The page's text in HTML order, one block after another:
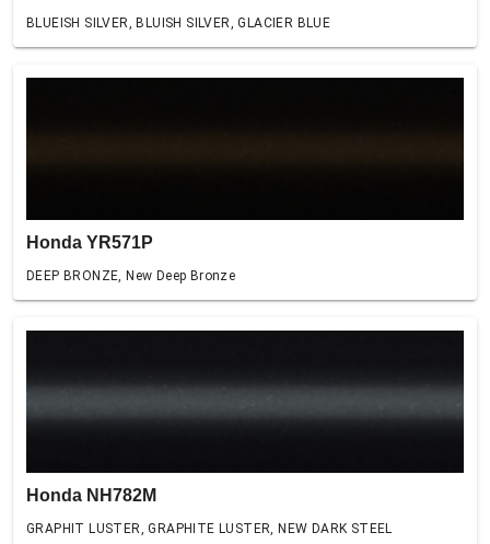
BLUEISH SILVER, BLUISH SILVER, GLACIER BLUE
Honda YR571P
DEEP BRONZE, New Deep Bronze
Honda NH782M
GRAPHIT LUSTER, GRAPHITE LUSTER, NEW DARK STEEL